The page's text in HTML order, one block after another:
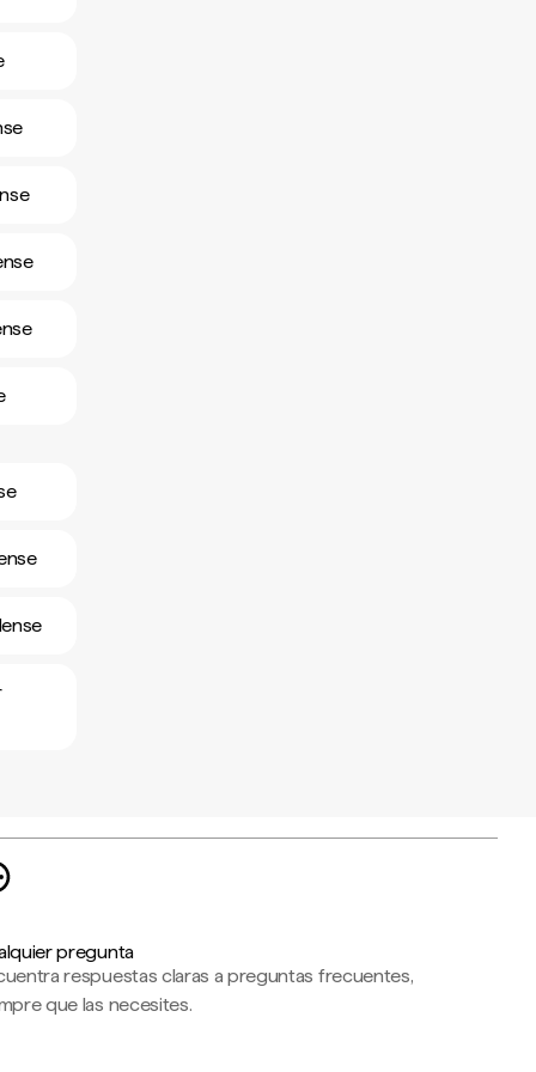
pregunta
respuestas claras a preguntas frecuentes,
que las necesites.